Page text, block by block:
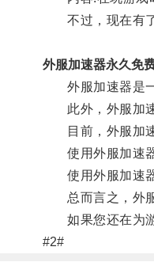
不过，现在有了
外服加速器永久免
外服加速器是一
此外，外服加速
目前，外服加速
使用外服加速器
使用外服加速器
总而言之，外服
如果您还在为游
#2#